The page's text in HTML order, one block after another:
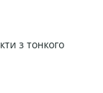
з тонкого